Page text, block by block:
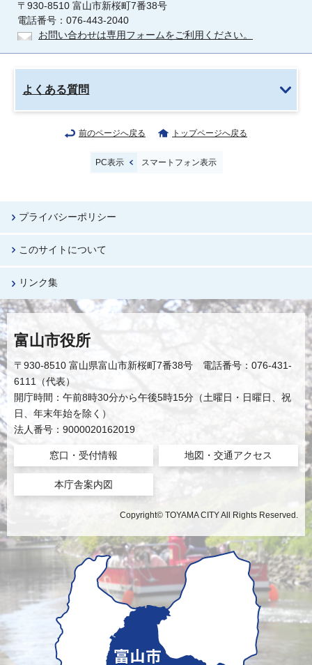
〒930-8510 富山市新桜町7番38号
電話番号：076-443-2040
お問い合わせは専用フォームをご利用ください。
よくある質問
前のページへ戻る トップページへ戻る
PC表示 スマートフォン表示
プライバシーポリシー
このサイトについて
リンク集
富山市役所
〒930-8510 富山県富山市新桜町7番38号 電話番号：076-431-
6111（代表）
開庁時間：午前8時30分から午後5時15分（土曜日・日曜日、祝
日、年末年始を除く）
法人番号：9000020162019
窓口・受付情報 地図・交通アクセス
本庁舎案内図
Copyright© TOYAMA CITY All Rights Reserved.